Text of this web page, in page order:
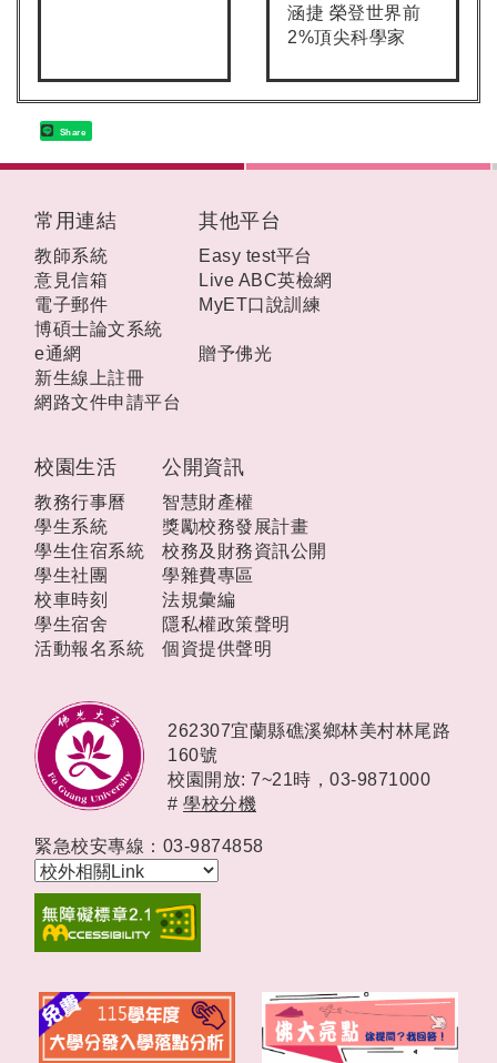
涵捷 榮登世界前
2%頂尖科學家
Share
校園生活
教務行事曆
學生系統
學生住宿系統
學生社團
校車時刻
學生宿舍
活動報名系統
公開資訊
智慧財產權
獎勵校務發展計畫
校務及財務資訊公開
學雜費專區
法規彙編
隱私權政策聲明
個資提供聲明
常用連結
教師系統
意見信箱
電子郵件
博碩士論文系統
e通網
新生線上註冊
網路文件申請平台
其他平台
Easy test平台
Live ABC英檢網
MyET口說訓練
贈予佛光
262307宜蘭縣礁溪鄉林美村林尾路
160號
校園開放: 7~21時， 03-9871000
# 學校分機
緊急校安專線：03-9874858